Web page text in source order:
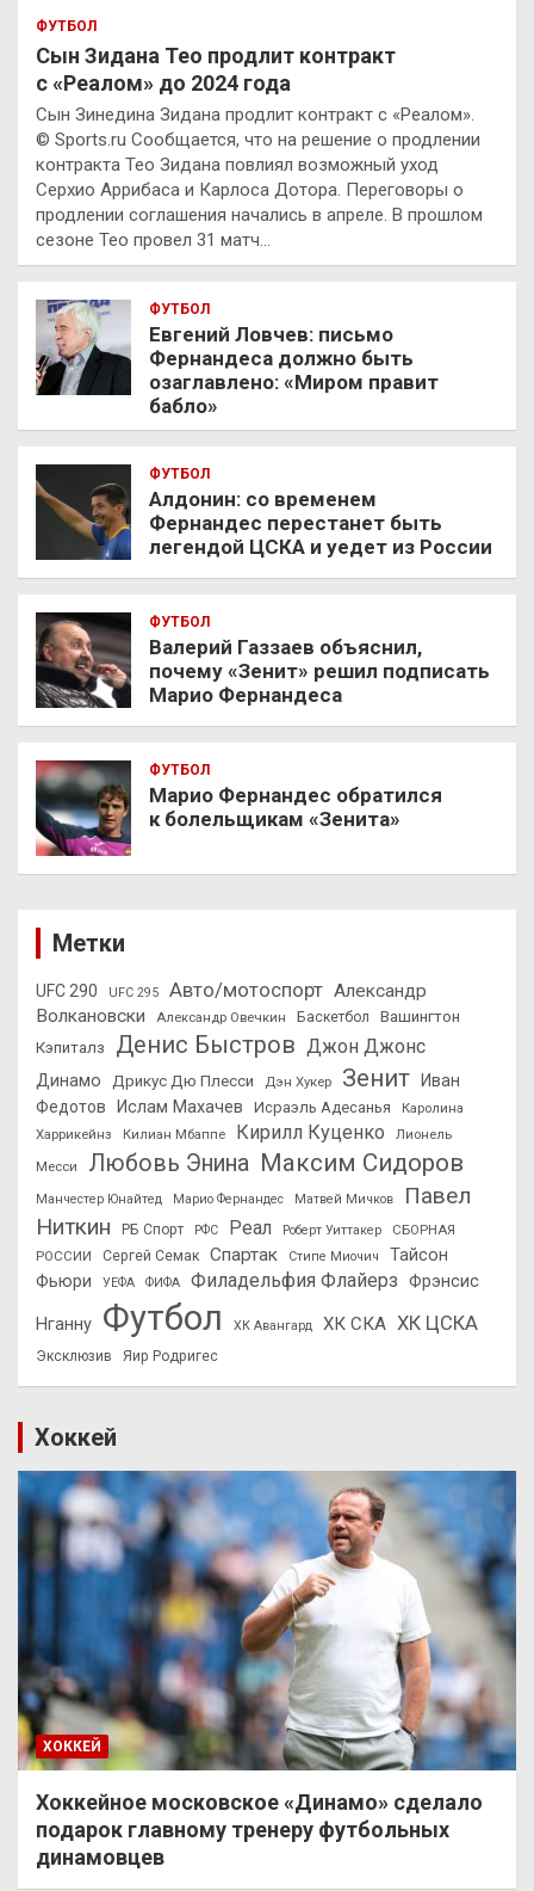
ФУТБОЛ
Сын Зидана Тео продлит контракт
с «Реалом» до 2024 года
Сын Зинедина Зидана продлит контракт с «Реалом».
© Sports.ru Сообщается, что на решение о продлении
контракта Тео Зидана повлиял возможный уход
Серхио Аррибаса и Карлоса Дотора. Переговоры о
продлении соглашения начались в апреле. В прошлом
сезоне Тео провел 31 матч…
ФУТБОЛ
Евгений Ловчев: письмо
Фернандеса должно быть
озаглавлено: «Миром правит
бабло»
ФУТБОЛ
Алдонин: со временем
Фернандес перестанет быть
легендой ЦСКА и уедет из России
ФУТБОЛ
Валерий Газзаев объяснил,
почему «Зенит» решил подписать
Марио Фернандеса
ФУТБОЛ
Марио Фернандес обратился
к болельщикам «Зенита»
Метки
UFC 290 UFC 295 Авто/мотоспорт Александр
Волкановски
Александр Овечкин Баскетбол
Вашингтон
Кэпиталз
Денис Быстров Джон Джонс
Динамо Дрикус Дю Плесси Дэн Хукер Зенит
Иван
Федотов
Ислам Махачев Исраэль Адесанья
Каролина
Харрикейнз
Килиан Мбаппе Кирилл Куценко
Лионель
Месси
Любовь Энина Максим Сидоров
Манчестер Юнайтед Марио Фернандес Матвей Мичков
Павел
Ниткин
РБ Спорт РФС Реал Роберт Уиттакер
СБОРНАЯ
РОССИИ
Сергей Семак Спартак Стипе Миочич
Тайсон
Фьюри
УЕФА ФИФА Филадельфия Флайерз Фрэнсис
Нганну Футбол ХК Авангард ХК СКА ХК ЦСКА
Эксклюзив Яир Родригес
Хоккей
ХОККЕЙ
Хоккейное московское «Динамо» сделало
подарок главному тренеру футбольных
динамовцев